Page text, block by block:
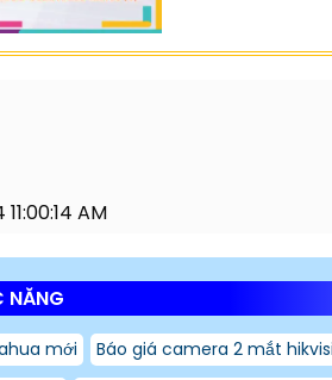
AM
NĂNG
mới Báo giá camera 2 mắt